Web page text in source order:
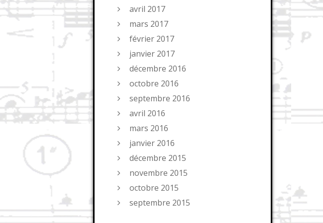
avril 2017
mars 2017
février 2017
janvier 2017
décembre 2016
octobre 2016
septembre 2016
avril 2016
mars 2016
janvier 2016
décembre 2015
novembre 2015
octobre 2015
septembre 2015